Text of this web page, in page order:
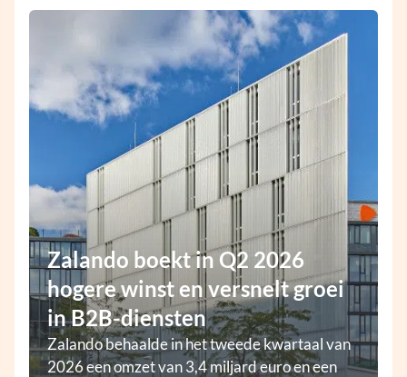
Zalando boekt in Q2 2026
hogere winst en versnelt groei
in B2B-diensten
Zalando behaalde in het tweede kwartaal van
2026 een omzet van 3,4 miljard euro en een